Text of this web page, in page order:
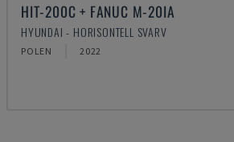
HIT-200C + FANUC M-20IA
HYUNDAI - HORISONTELL SVARV
POLEN 2022